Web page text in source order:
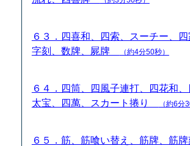
６３．四喜和、四索、スーチー、
字刻、数牌、屍牌
（約4分50秒）
６４．四筒、四風子連打、四花和
太宝、四萬、スカート捲り
（約6分
６５．筋、筋喰い替え、筋牌、筋